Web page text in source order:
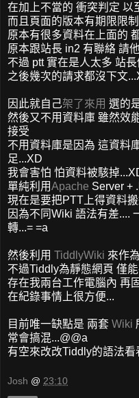
在加上不當的 衝突判定 以
而且頁面的版本有期限限
原本有很多資料在上面的
原本跟站長 in2 有聯絡 請
不過 ptt 實在是人太多 站
之後幾次的請求都沒下文
因此就自己架了來用 選的
然後又不用資料庫 雖然效
接受
不用資料庫是因為 這資料
足...XD
我會害怕 怕資料被駭掉
單純利用Apache Server +
現在是要把PTT上得資料
因為不同Wiki 語法有差....
轉...= =a
然後利用 TiddlyWiki 來作為
不過Tiddly為靜態網頁 僅
存在我兩台工作電腦內 再
在紀錄事情上很方便...
目前唯一缺點是 兩套 Wiki
常會搞混...@@a
有空來改改Tiddly的語法看
Josh @ 23:10